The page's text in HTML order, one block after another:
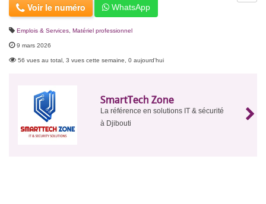
Voir le numéro WhatsApp
Emplois & Services Matériel professionnel
9 mars 2026
56 vues au total, 3 vues cette semaine, 0 aujourd'hui
SmartTech Zone
La référence en solutions IT & sécurité
à Djibouti